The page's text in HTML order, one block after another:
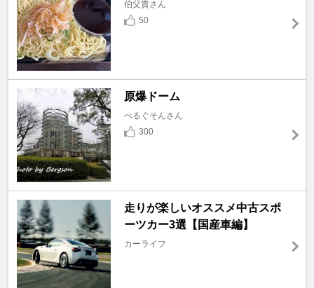
伯父貴さん
50
原爆ドーム
べるぐそんさん
300
走りが楽しいオススメ中古スポ
ーツカー3選【国産車編】
カーライフ